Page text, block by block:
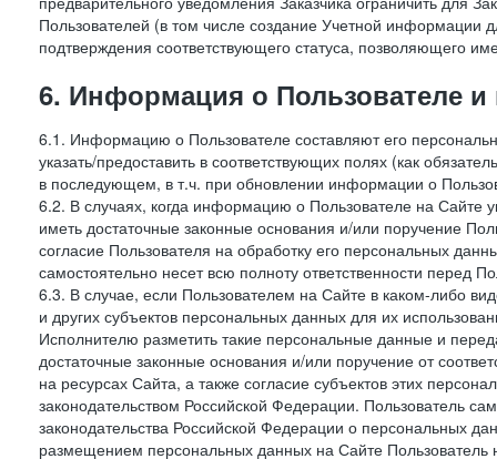
Пользователей (в том числе создание Учетной информации
подтверждения соответствующего статуса, позволяющего
6. Информация о Пользователе
6.1. Информацию о Пользователе составляют его
указать/предоставить в соответствующих полях (как
в последующем, в т.ч. при обновлении информации о
6.2. В случаях, когда информацию о Пользователе на Сайте
иметь достаточные законные основания и/или поручение
согласие Пользователя на обработку его персональных
самостоятельно несет всю полноту ответственности перед
6.3. В случае, если Пользователем на Сайте в каком-либо
и других субъектов персональных данных для их
Исполнителю разметить такие персональные данные и
достаточные законные основания и/или поручение от
на ресурсах Сайта, а также согласие субъектов этих
законодательством Российской Федерации. Пользователь
законодательства Российской Федерации о персональных
размещением персональных данных на Сайте Пользователь